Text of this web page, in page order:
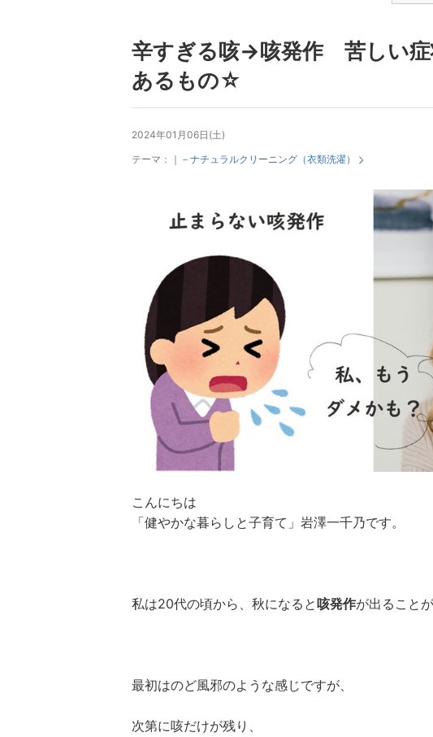
辛すぎる咳→咳発作 苦しい症
あるもの☆
2024年01月06日(土)
テーマ：
｜－ナチュラルクリーニング（衣類洗濯）
こんにちは
「健やかな暮らしと子育て」岩澤一千乃です。
私は20代の頃から、秋になると咳発作が出ること
最初はのど風邪のような感じですが、
次第に咳だけが残り、